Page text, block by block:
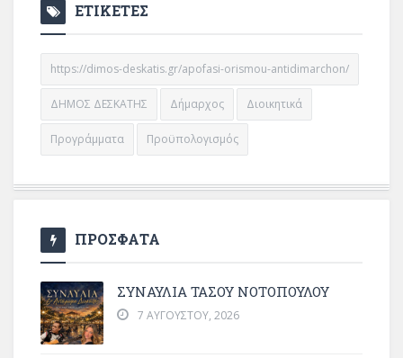
ΕΤΙΚΕΤΕΣ
https://dimos-deskatis.gr/apofasi-orismou-antidimarchon/
ΔΗΜΟΣ ΔΕΣΚΑΤΗΣ Δήμαρχος Διοικητικά
Προγράμματα Προϋπολογισμός
ΠΡΟΣΦΑΤΑ
ΣΥΝΑΥΛΙΑ ΤΑΣΟΥ ΝΟΤΟΠΟΥΛΟΥ
7 ΑΥΓΟΎΣΤΟΥ, 2026